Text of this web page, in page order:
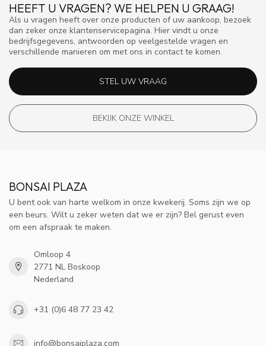
HEEFT U VRAGEN? WE HELPEN U GRAAG!
Als u vragen heeft over onze producten of uw aankoop, bezoek
dan zeker onze klantenservicepagina. Hier vindt u onze
bedrijfsgegevens, antwoorden op veelgestelde vragen en
verschillende manieren om met ons in contact te komen.
STEL UW VRAAG
BEKIJK ONZE WINKEL
BONSAI PLAZA
U bent ook van harte welkom in onze kwekerij. Soms zijn we op
een beurs. Wilt u zeker weten dat we er zijn? Bel gerust even
om een afspraak te maken.
Omloop 4
2771 NL Boskoop
Nederland
+31 (0)6 48 77 23 42
info@bonsaiplaza.com